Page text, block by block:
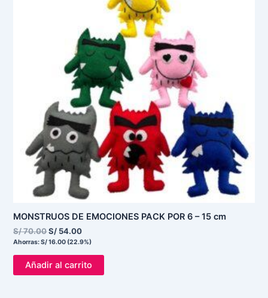
MONSTRUOS DE EMOCIONES PACK POR 6 – 15 cm
S/70.00S/ 54.00
S/ 54.00.
Ahorras:S/16.00 (22.9%)
Añadir al carrito